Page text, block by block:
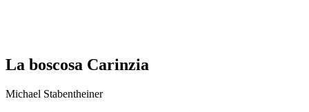
La boscosa Carinzia
Michael Stabentheiner